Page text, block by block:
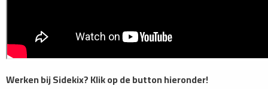
Werken bij Sidekix? Klik op de button hieronder!